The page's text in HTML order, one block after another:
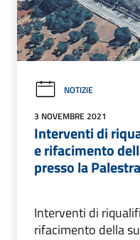
NOTIZIE
3 NOVEMBRE 2021
Interventi di
e rifacimento
presso la
Interventi di
rifacimento della